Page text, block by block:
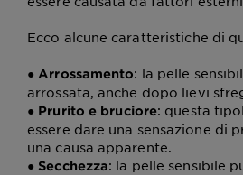
Ecco alcune caratteristiche di
● Arrossamento: la pelle
arrossata, anche dopo lievi
● Prurito e bruciore: questa
essere dare una sensazione di
una causa apparente.
● Secchezza: la pelle sensibile